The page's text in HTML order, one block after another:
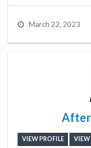
March 22, 2023
VIEW PROFILE VIEW